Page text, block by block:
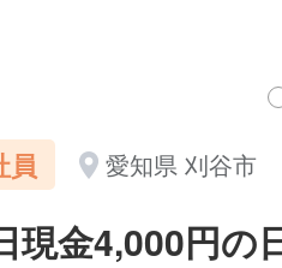
員 愛知県 刈谷市
現金4,000円